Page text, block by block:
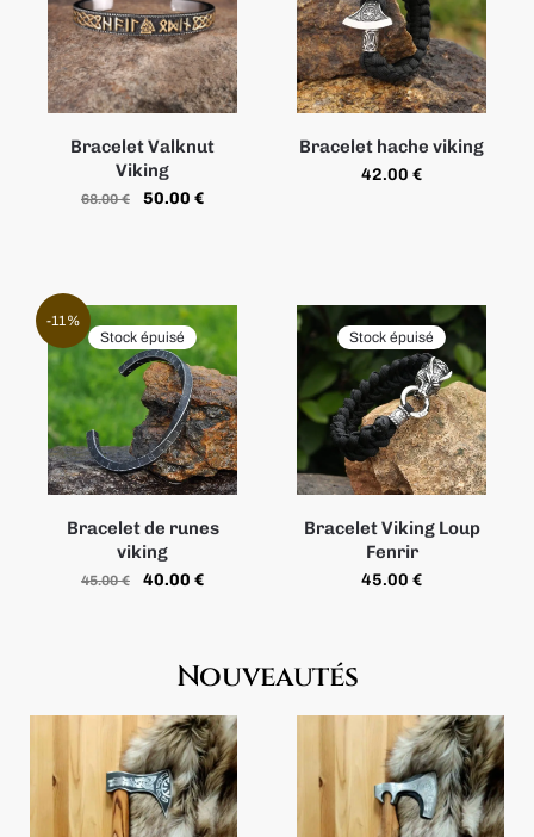
Bracelet Valknut
Viking
68.00€ 50.00 €
Bracelet hache viking
42.00 €
-11%
Stock épuisé
Bracelet de runes
viking
45.00€ 40.00 €
Stock épuisé
Bracelet Viking Loup
Fenrir
45.00 €
Nouveautés